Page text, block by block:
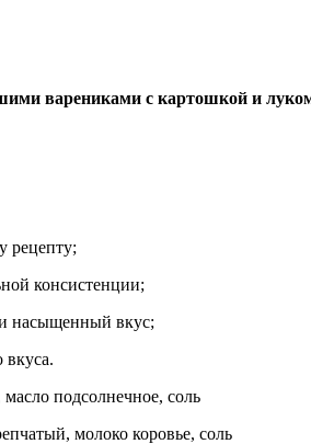
варениками с картошкой и
рецепту;
консистенции;
насыщенный вкус;
вкуса.
подсолнечное, соль
молоко коровье, соль